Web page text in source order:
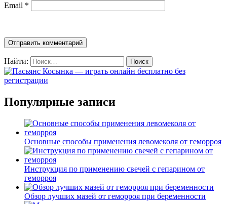
Email *
Найти:
Популярные записи
Основные способы применения левомеколя от геморроя
Инструкция по применению свечей с гепарином от
геморроя
Обзор лучших мазей от геморроя при беременности